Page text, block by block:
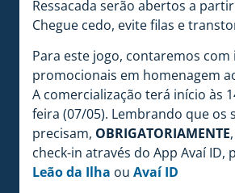
Ressacada serão abertos a
Chegue cedo, evite filas e
Para este jogo, contaremos com
promocionais em homenagem
A comercialização terá início às
feira (07/05). Lembrando que os
precisam, OBRIGATORIAMENTE
check-in através do App Avaí ID,
Leão da Ilha ou Avaí ID